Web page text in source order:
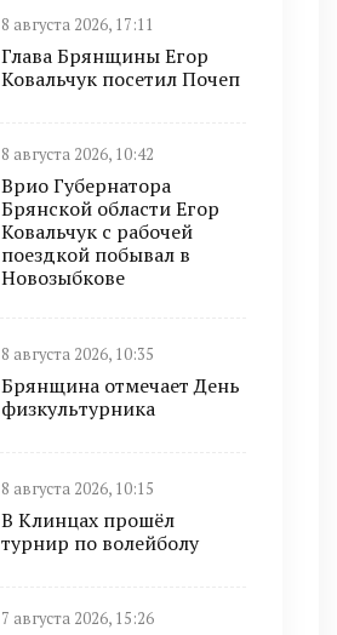
8 августа 2026, 17:11
Глава Брянщины Егор
Ковальчук посетил Почеп
8 августа 2026, 10:42
Врио Губернатора
Брянской области Егор
Ковальчук с рабочей
поездкой побывал в
Новозыбкове
8 августа 2026, 10:35
Брянщина отмечает День
физкультурника
8 августа 2026, 10:15
В Клинцах прошёл
турнир по волейболу
7 августа 2026, 15:26